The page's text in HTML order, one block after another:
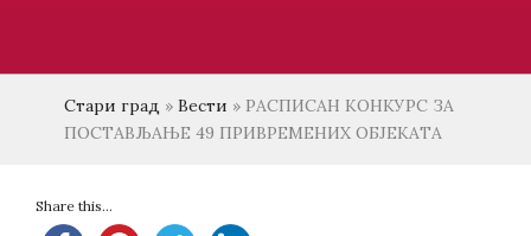
Стари град » Вести » РАСПИСАН КОНКУРС ЗА
ПОСТАВЉАЊЕ 49 ПРИВРЕМЕНИХ ОБЈЕКАТА
Share this...